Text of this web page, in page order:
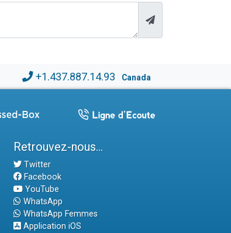
+1.437.887.14.93 Canada
Retrouvez-nous...
Twitter
Facebook
YouTube
WhatsApp
WhatsApp Femmes
Application iOS